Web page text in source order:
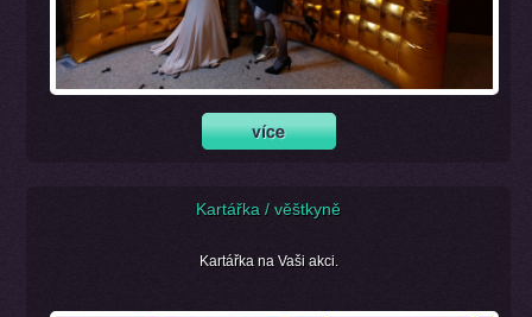
Kartářka / věštkyně
Kartářka na Vaši akci.